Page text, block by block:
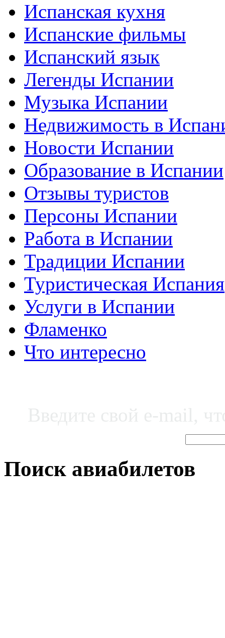
Испанская кухня
Испанские фильмы
Испанский язык
Легенды Испании
Музыка Испании
Недвижимость в
Новости Испании
Образование в Испании
Отзывы туристов
Персоны Испании
Работа в Испании
Традиции Испании
Туристическая Испания
Услуги в Испании
Фламенко
Что интересно
Поиск авиабилетов